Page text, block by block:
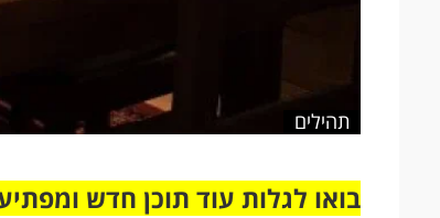
תהילים
בואו לגלות עוד תוכן חדש